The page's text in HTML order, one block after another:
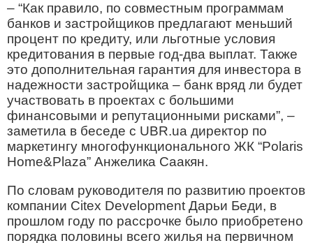
– “Как правило, по совместным программам
банков и застройщиков предлагают меньший
процент по кредиту, или льготные условия
кредитования в первые год-два выплат. Также
это дополнительная гарантия для инвестора в
надежности застройщика – банк вряд ли будет
участвовать в проектах с большими
финансовыми и репутационными рисками”, –
заметила в беседе с UBR.ua директор по
маркетингу многофункционального ЖК “Polaris
Home&Plaza” Анжелика Саакян.
По словам руководителя по развитию проектов
компании Citex Development Дарьи Беди, в
прошлом году по рассрочке было приобретено
порядка половины всего жилья на первичном